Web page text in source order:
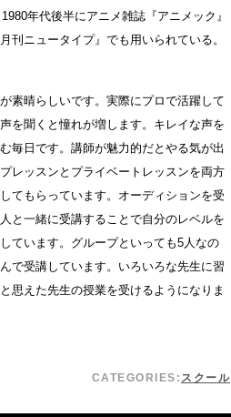
年代後半にアニメ雑誌『アニメック』
刊ニュータイプ』でも用いられている。
素晴らしいです。実際にプロで活躍して
を聞くと憧れが増します。キレイな声を
毎日です。講師が魅力的だとやる気が出
レッスンとプライベートレッスンを両方
てもらっています。オーディションを受
と一緒に受講することで自分のレベルを
ています。グループといっても5人なの
で受講しています。いろいろな先生に習
思えた先生の授業を受けるようになりま
CATEGORIES: スクール